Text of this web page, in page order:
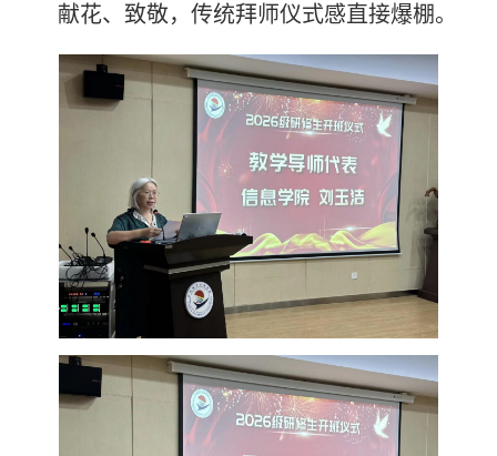
献花、致敬，传统拜师仪式感直接爆棚。